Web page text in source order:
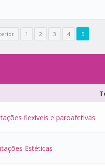
1 2 3 4 5
flexíveis e paroafetivas
Estéticas